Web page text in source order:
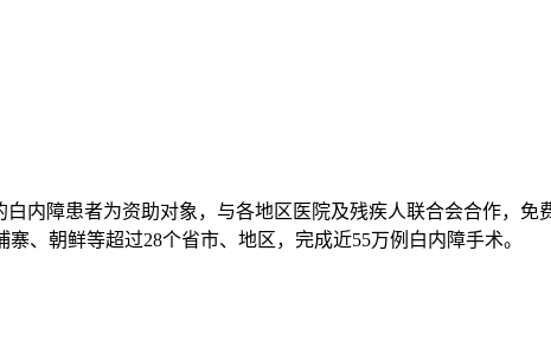
内障患者为资助对象，与各地区医院及残疾人联合会合作，
、朝鲜等超过28个省市、地区，完成近55万例白内障手术。